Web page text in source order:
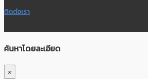
ติดต่อเรา
ค้นหาโดยละเอียด
×